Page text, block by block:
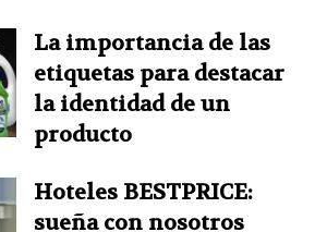
La importancia de las
etiquetas para destacar
la identidad de un
producto
Hoteles BESTPRICE:
sueña con nosotros